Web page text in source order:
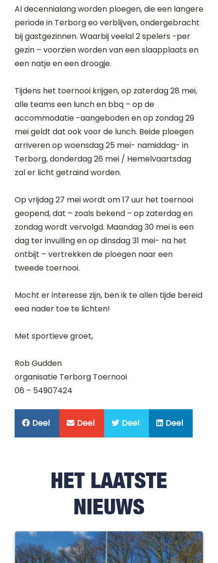
Al decennialang worden ploegen, die een langere
periode in Terborg eo verblijven, ondergebracht
bij gastgezinnen. Waarbij veelal 2 spelers -per
gezin – voorzien worden van een slaapplaats en
een natje en een droogje.
Tijdens het toernooi krijgen, op zaterdag 28 mei,
alle teams een lunch en bbq – op de
accommodatie -aangeboden en op zondag 29
mei geldt dat ook voor de lunch. Beide ploegen
arriveren op woensdag 25 mei- namiddag- in
Terborg, donderdag 26 mei / Hemelvaartsdag
zal er licht getraind worden.
Op vrijdag 27 mei wordt om 17 uur het toernooi
geopend,dat – zoals bekend – op zaterdag en
zondag wordt vervolgd. Maandag 30 mei is een
dag ter invulling en op dinsdag 31 mei- na het
ontbijt – vertrekken de ploegen naar een
tweede toernooi.
Mocht er interesse zijn, ben ik te allen tijde bereid
eea nader toe te lichten!
Met sportieve groet,
Rob Gudden
organisatie Terborg Toernooi
06 – 54907424
Deel Deel Deel Deel
HET LAATSTE
NIEUWS